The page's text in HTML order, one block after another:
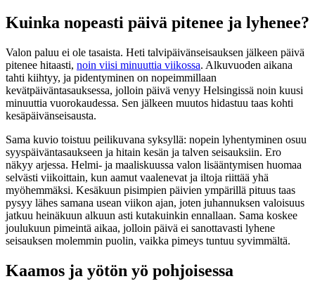
Kuinka nopeasti päivä pitenee ja lyhenee?
Valon paluu ei ole tasaista. Heti talvipäivänseisauksen jälkeen päivä
pitenee hitaasti, noin viisi minuuttia viikossa. Alkuvuoden aikana
tahti kiihtyy, ja pidentyminen on nopeimmillaan
kevätpäiväntasauksessa, jolloin päivä venyy Helsingissä noin kuusi
minuuttia vuorokaudessa. Sen jälkeen muutos hidastuu taas kohti
kesäpäivänseisausta.
Sama kuvio toistuu peilikuvana syksyllä: nopein lyhentyminen osuu
syyspäiväntasaukseen ja hitain kesän ja talven seisauksiin. Ero
näkyy arjessa. Helmi- ja maaliskuussa valon lisääntymisen huomaa
selvästi viikoittain, kun aamut vaalenevat ja iltoja riittää yhä
myöhemmäksi. Kesäkuun pisimpien päivien ympärillä pituus taas
pysyy lähes samana usean viikon ajan, joten juhannuksen valoisuus
jatkuu heinäkuun alkuun asti kutakuinkin ennallaan. Sama koskee
joulukuun pimeintä aikaa, jolloin päivä ei sanottavasti lyhene
seisauksen molemmin puolin, vaikka pimeys tuntuu syvimmältä.
Kaamos ja yötön yö pohjoisessa